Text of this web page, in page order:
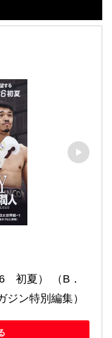
初夏） （B．
ン特別編集）